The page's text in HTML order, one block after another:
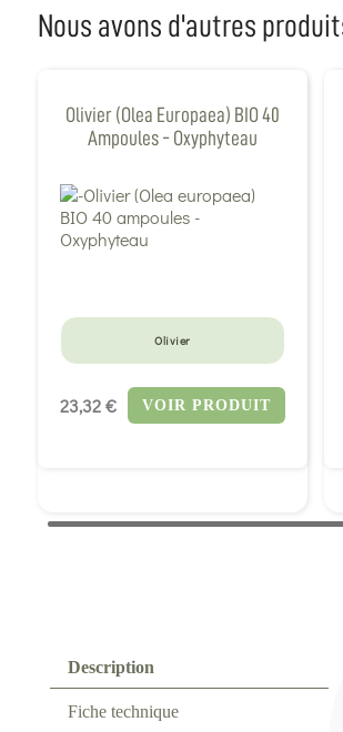
Description
Fiche technique
Nous avons d'autres
Olivier (Olea Europaea) BIO 40
Ampoules - Oxyphyteau
Olivier
23,32 € VOIR PRODUIT